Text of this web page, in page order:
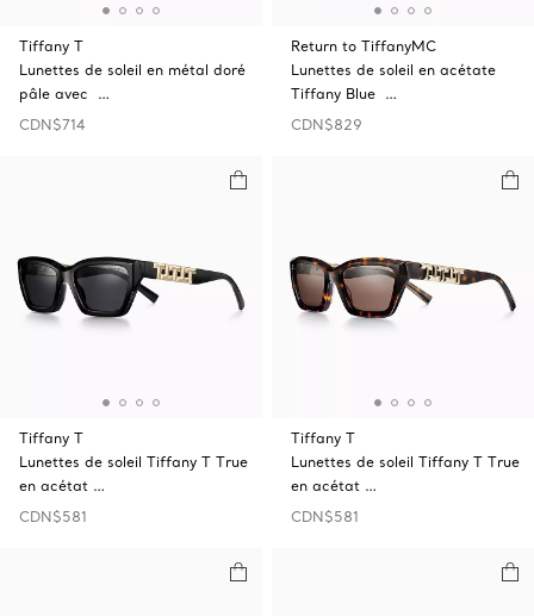
Tiffany T
Lunettes de soleil en métal doré
pâle avec …
CDN$714
Return to TiffanyMC
Lunettes de soleil en acétate
Tiffany Blue …
CDN$829
Tiffany T
Lunettes de soleil Tiffany T True
en acétat …
CDN$581
Tiffany T
Lunettes de soleil Tiffany T True
en acétat …
CDN$581